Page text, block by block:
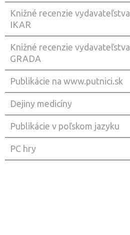
Knižné recenzie vydavateľstva
IKAR
Knižné recenzie vydavateľstva
GRADA
Publikácie na www.putnici.sk
Dejiny medicíny
Publikácie v poľskom jazyku
PC hry